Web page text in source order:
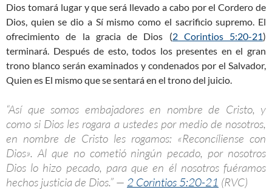
Dios tomará lugar y que será llevado a cabo por el Cordero de
Dios, quien se dio a Sí mismo como el sacrificio supremo. El
ofrecimiento de la gracia de Dios (2 Corintios 5:20-21)
terminará. Después de esto, todos los presentes en el gran
trono blanco serán examinados y condenados por el Salvador,
Quien es El mismo que se sentará en el trono del juicio.
“Así que somos embajadores en nombre de Cristo, y
como si Dios les rogara a ustedes por medio de nosotros,
en nombre de Cristo les rogamos: «Reconcíliense con
Dios». Al que no cometió ningún pecado, por nosotros
Dios lo hizo pecado, para que en él nosotros fuéramos
hechos justicia de Dios.” — 2 Corintios 5:20-21 (RVC)